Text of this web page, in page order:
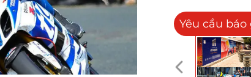
Yêu cầu báo